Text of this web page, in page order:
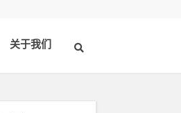
关于我们